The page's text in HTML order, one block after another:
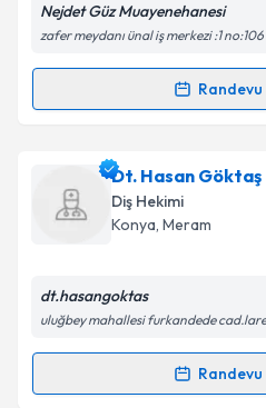
Kişisel verilerimin
kapsamda işlenmesini
Takvim
Nejdet Güz Muayenehanesi
zafer meydanı ünal iş merkezi :1 no:106
Randevu Takvimi
Dt. Nejdet Güziçin
Size bu uzmandan randevu
hazırlandığında e-posta
Kişisel verilerimin
Metni'ni okudum ve
Dt. Hasan Göktaş
Diş Hekimi
Konya, Meram
dt.hasangoktas
uluğbey mahallesi furkandede
Randevu Takvimi